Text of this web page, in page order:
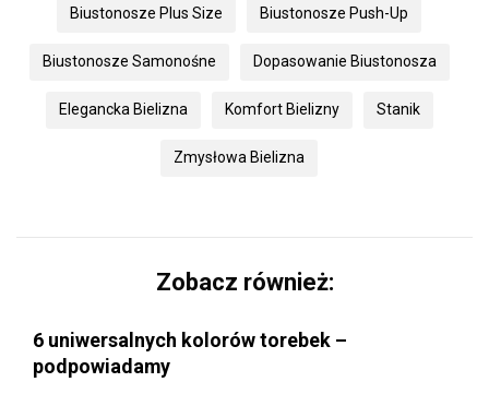
Biustonosze Plus Size Biustonosze Push-Up
Biustonosze Samonośne Dopasowanie Biustonosza
Elegancka Bielizna Komfort Bielizny Stanik
Zmysłowa Bielizna
Zobacz również:
6 uniwersalnych kolorów torebek –
podpowiadamy